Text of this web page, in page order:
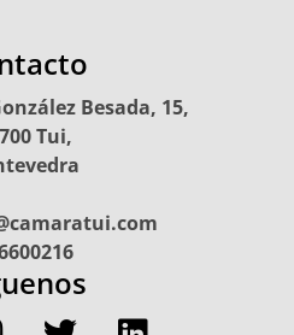
Besada, 15,
Tui,